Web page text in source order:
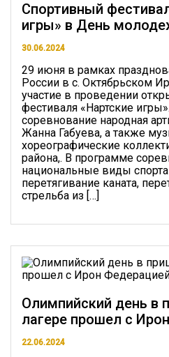
Спортивный
игры» в День
30.06.2024
29 июня в рамках
России в с. Октябрьском
участие в проведении
фестиваля «Нартские
соревнование народная
Жанна Габуева, а также
хореографические
района,. В программе
национальные виды
перетягивание каната,
стрельба из […]
Олимпийский день в
лагере прошел с
22.06.2024